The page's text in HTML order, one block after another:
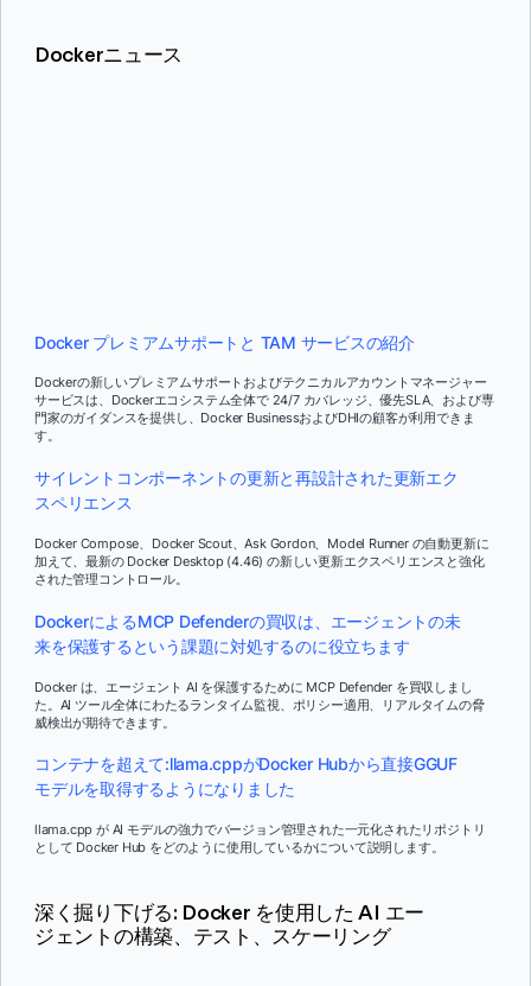
Dockerニュース
Docker プレミアムサポートと TAM サービスの紹介
Dockerの新しいプレミアムサポートおよびテクニカルアカウントマネージャー
サービスは、Dockerエコシステム全体で 24/7 カバレッジ、優先SLA、および専
門家のガイダンスを提供し、Docker BusinessおよびDHIの顧客が利用できま
す。
サイレントコンポーネントの更新と再設計された更新エク
スペリエンス
Docker Compose、Docker Scout、Ask Gordon、Model Runner の自動更新に
加えて、最新の Docker Desktop (4.46) の新しい更新エクスペリエンスと強化
された管理コントロール。
DockerによるMCP Defenderの買収は、エージェントの未
来を保護するという課題に対処するのに役立ちます
Docker は、エージェント AI を保護するために MCP Defender を買収しまし
た。AI ツール全体にわたるランタイム監視、ポリシー適用、リアルタイムの脅
威検出が期待できます。
コンテナを超えて:llama.cppがDocker Hubから直接GGUF
モデルを取得するようになりました
llama.cpp が AI モデルの強力でバージョン管理された一元化されたリポジトリ
として Docker Hub をどのように使用しているかについて説明します。
深く掘り下げる: Docker を使用した AI エー
ジェントの構築、テスト、スケーリング